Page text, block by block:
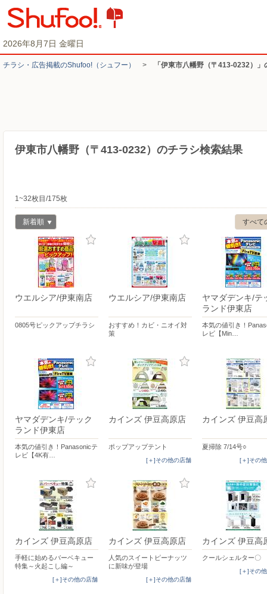
2026年8月7日 金曜日
チラシ・​広告掲載の​Shufoo!​（シュフー） > 「伊東市八幡野（〒413-0232）
伊東市八幡野（〒413-0232）のチラシ検索結果
1~32枚目/175枚
すべて
新着順
ウエルシア/伊東南店
0805号ピックアップチラシ
ウエルシア/伊東南店
おすすめ！カビ・ニオイ対
策
ヤマダデンキ/テ
ランド伊東店
本気の値引き！
レビ【Min…
ヤマダデンキ/テック
ランド伊東店
本気の値引き！Panasonicテ
レビ【4K有…
カインズ 伊豆高原店
ポップアップテント
[＋]その他の店舗
カインズ 伊豆高
夏掃除 7/14号○
[＋]その
カインズ 伊豆高原店
手軽に始めるバーベキュー
特集～火起こし編～
[＋]その他の店舗
カインズ 伊豆高原店
人気のスイートピーナッツ
に新味が登場
[＋]その他の店舗
カインズ 伊豆高
クールシェルター〇
[＋]その